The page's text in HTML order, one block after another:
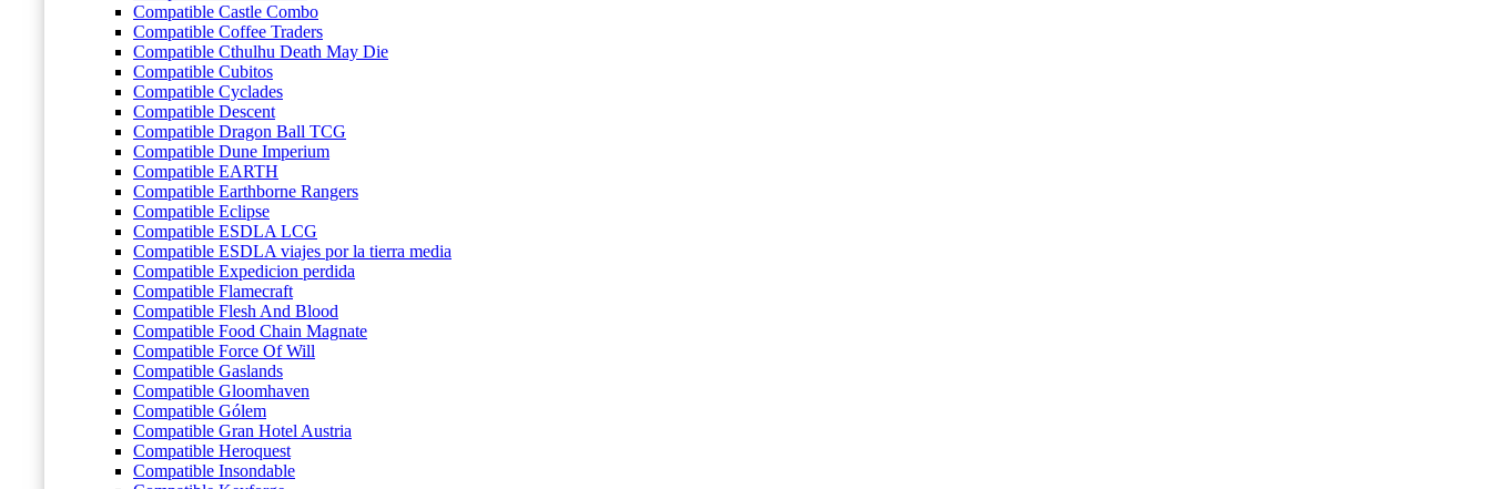
Compatible Castle Combo
Compatible Coffee Traders
Compatible Cthulhu Death May Die
Compatible Cubitos
Compatible Cyclades
Compatible Descent
Compatible Dragon Ball TCG
Compatible Dune Imperium
Compatible EARTH
Compatible Earthborne Rangers
Compatible Eclipse
Compatible ESDLA LCG
Compatible ESDLA viajes por la tierra media
Compatible Expedicion perdida
Compatible Flamecraft
Compatible Flesh And Blood
Compatible Food Chain Magnate
Compatible Force Of Will
Compatible Gaslands
Compatible Gloomhaven
Compatible Gólem
Compatible Gran Hotel Austria
Compatible Heroquest
Compatible Insondable